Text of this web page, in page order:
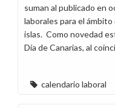
suman al publicado en
laborales para el
islas. Como novedad
Día de Canarias, al
calendario laboral